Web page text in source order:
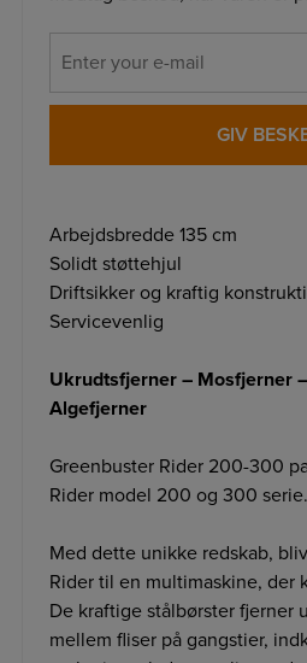
GIV
Arbejdsbredde 135 cm
Solidt støttehjul
Driftsikker og kraftig
Servicevenlig
Ukrudtsfjerner – Mosfjerner
Algefjerner
Greenbuster Rider 200-300
Rider model 200 og 300 serie.
Med dette unikke redskab,
Rider til en multimaskine, der
De kraftige stålbørster fjerner
mellem fliser på gangstier,